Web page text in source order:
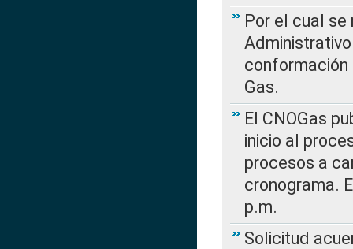
Por el cual
conformación
Gas.
El CNOGas
inicio al
procesos a
cronograma.
p.m.
Solicitud